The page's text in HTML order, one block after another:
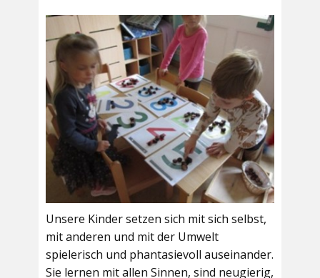
Unsere Kinder setzen sich mit sich selbst,
mit anderen und mit der Umwelt
spielerisch und phantasievoll auseinander.
Sie lernen mit allen Sinnen, sind neugierig,